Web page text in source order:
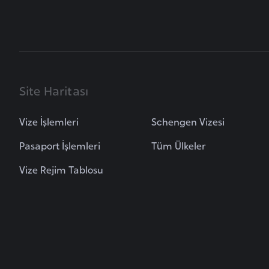
Site Haritası
Vize İşlemleri
Pasaport İşlemleri
Vize Rejim Tablosu
Schengen Vizesi
Tüm Ülkeler
a
i
s
t
a